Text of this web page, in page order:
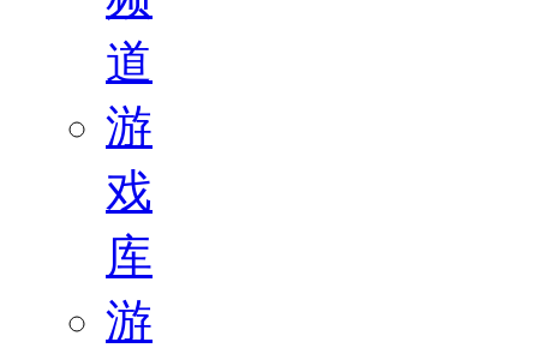
道
游
戏
库
游